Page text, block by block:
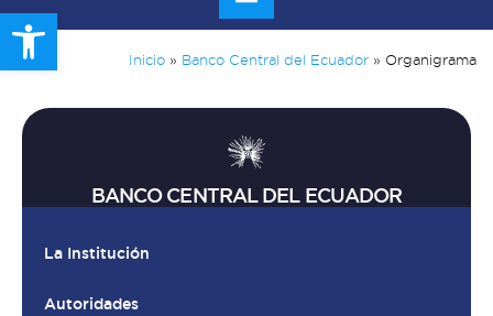
Open toolbar
Inicio » Banco Central del Ecuador » Organigrama
BANCO CENTRAL DEL ECUADOR
La Institución
Autoridades